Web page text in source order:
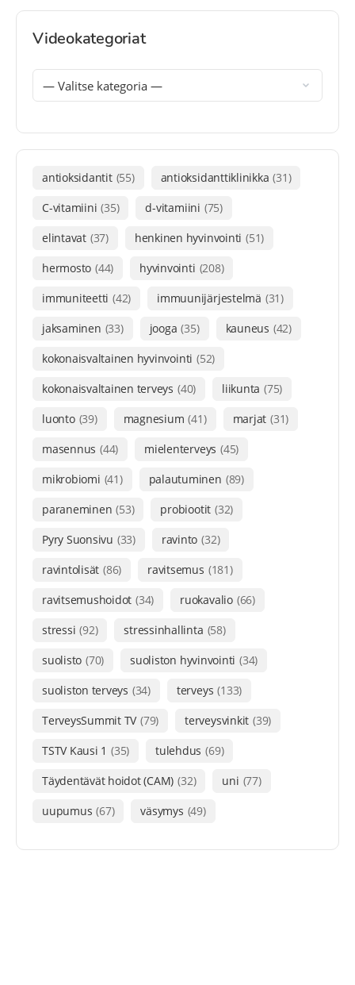
Videokategoriat
antioksidantit (55) antioksidanttiklinikka (31)
C-vitamiini (35) d-vitamiini (75)
elintavat (37) henkinen hyvinvointi (51)
hermosto (44) hyvinvointi (208)
immuniteetti (42) immuunijärjestelmä (31)
jaksaminen (33) jooga (35) kauneus (42)
kokonaisvaltainen hyvinvointi (52)
kokonaisvaltainen terveys (40) liikunta (75)
luonto (39) magnesium (41) marjat (31)
masennus (44) mielenterveys (45)
mikrobiomi (41) palautuminen (89)
paraneminen (53) probiootit (32)
Pyry Suonsivu (33) ravinto (32)
ravintolisät (86) ravitsemus (181)
ravitsemushoidot (34) ruokavalio (66)
stressi (92) stressinhallinta (58)
suolisto (70) suoliston hyvinvointi (34)
suoliston terveys (34) terveys (133)
TerveysSummit TV (79) terveysvinkit (39)
TSTV Kausi 1 (35) tulehdus (69)
Täydentävät hoidot (CAM) (32) uni (77)
uupumus (67) väsymys (49)